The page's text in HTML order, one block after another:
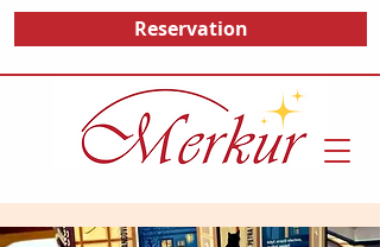
Reservation